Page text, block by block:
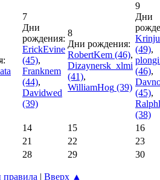
7
Дни
рождения:
ErickEvine
(45),
Franknem
(44),
Davidwed
(39)
8
Дни рождения:
RobertKem (46),
Dizaynersk_xlmi
(41),
WilliamHog (39)
9
Дни
(49),
(46),
(45),
(38)
14 15
16
21 22
23
28 29 30
правила | Вверх ▲